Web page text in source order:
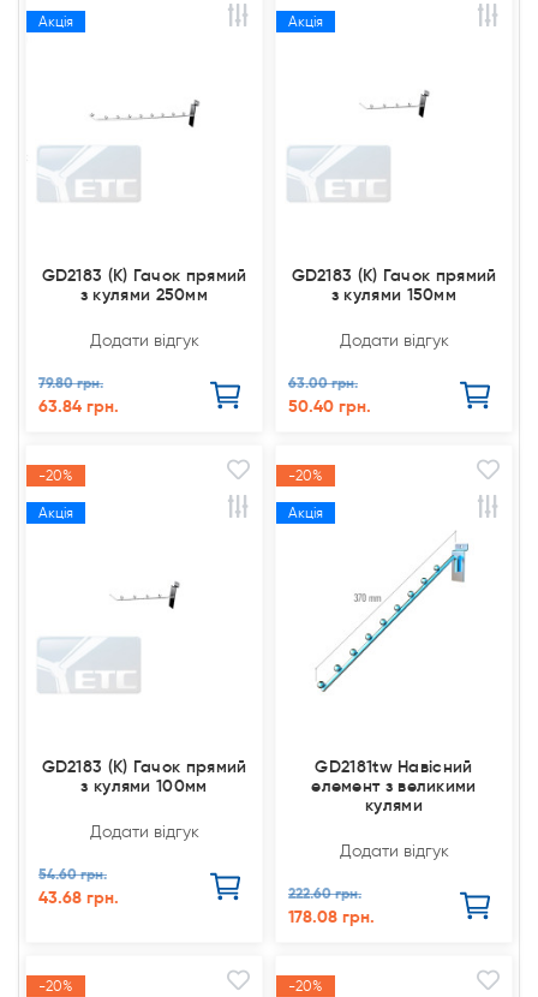
Акція
GD2183 (К) Гачок прямий
з кулями 250мм
Додати відгук
79.80 грн.
63.84 грн.
Акція
GD2183 (К) Гачок прямий
з кулями 150мм
Додати відгук
63.00 грн.
50.40 грн.
-20%
Акція
GD2183 (К) Гачок прямий
з кулями 100мм
Додати відгук
54.60 грн.
43.68 грн.
-20%
Акція
GD2181tw Навісний
елемент з великими
кулями
Додати відгук
222.60 грн.
178.08 грн.
-20% -20%